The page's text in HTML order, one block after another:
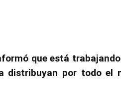
que está
distribuyan por todo